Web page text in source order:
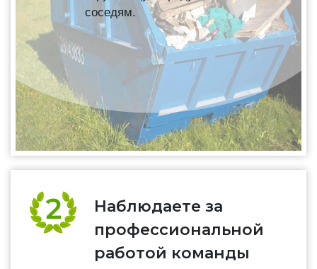
соседям.
Наблюдаете за
профессиональной
работой команды